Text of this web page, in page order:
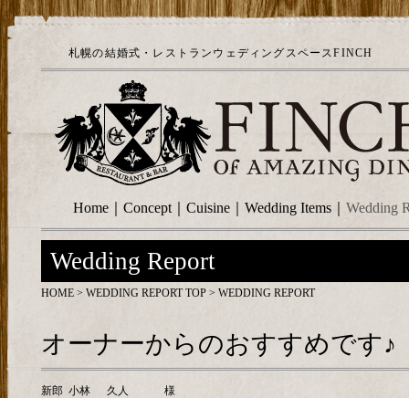
札幌の結婚式・レストランウェディングスペースFINCH
Home Concept Cuisine Wedding Items Wedding
Wedding Report
HOME > WEDDING REPORT TOP > WEDDING REPORT
オーナーからのおすすめです♪
新郎 小林 久人
様